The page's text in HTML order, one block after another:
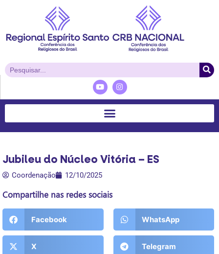
Jubileu do Núcleo Vitória – ES
Coordenação 12/10/2025
Compartilhe nas redes sociais
Facebook WhatsApp
X Telegram